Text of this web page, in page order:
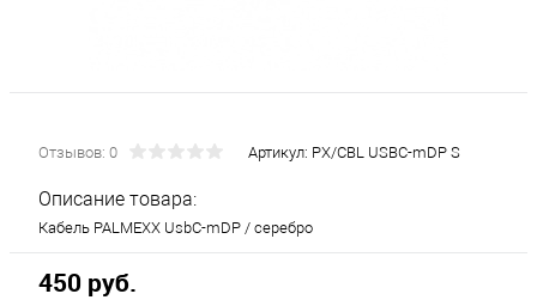
Отзывов: 0 Артикул: PX/CBL USBC-mDP S
Описание товара:
Кабель PALMEXX UsbC-mDP / серебро
450 руб.